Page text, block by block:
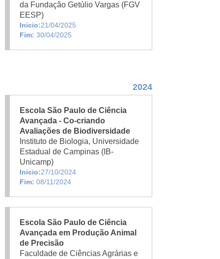
da Fundação Getúlio Vargas (FGV
EESP)
Inicio:21/04/2025
Fim: 30/04/2025
2024
Escola São Paulo de Ciência
Avançada - Co-criando
Avaliações de Biodiversidade
Instituto de Biologia, Universidade
Estadual de Campinas (IB-
Unicamp)
Inicio:27/10/2024
Fim: 08/11/2024
Escola São Paulo de Ciência
Avançada em Produção Animal
de Precisão
Faculdade de Ciências Agrárias e